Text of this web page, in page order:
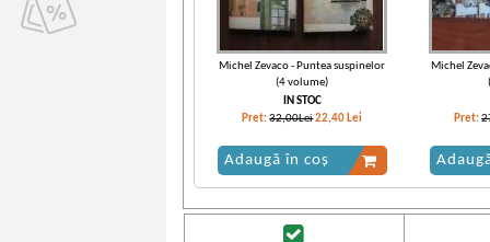
Michel Zevaco - Puntea suspinelor
(4 volume)
IN STOC
Pret:32,00Lei22,40 Lei
Adaugă în coș
Michel
Pret: